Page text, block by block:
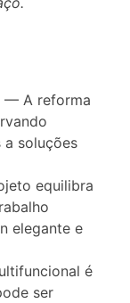
— A reforma
soluções
equilibra
elegante e
é
ser